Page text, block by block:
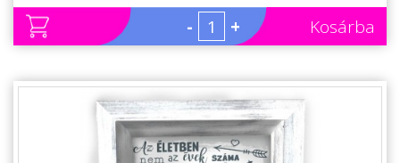
Névnapi ajándékok
Foglalkozás szerint
Sport/Hobbi szerint
- + Kosárba